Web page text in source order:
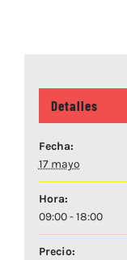
Detalles
Fecha:
17 mayo
Hora:
09:00 - 18:00
Precio: